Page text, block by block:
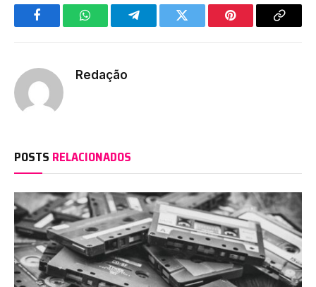
FacebookWhatsAppTelegramTwitter Pinterest Copy
Redação
POSTS RELACIONADOS